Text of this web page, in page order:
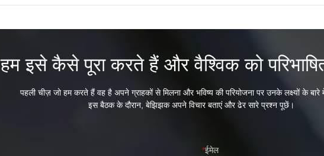
हम इसे कैसे पूरा करते हैं और वैश्विक को
पहली चीज़ जो हम करते हैं वह है अपने ग्राहकों से मिलना और भविष्य की परियोजना पर उनके लक्ष्यों के बारे
इस बैठक के दौरान, बेझिझक अपने विचार बताएं और ढेर सारे प्रश्न पूछें।
ईमेल